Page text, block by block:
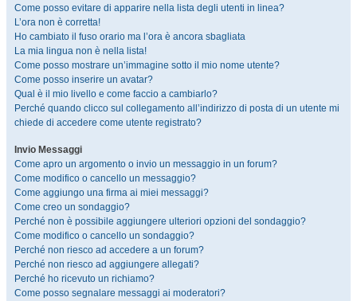
Come posso evitare di apparire nella lista degli utenti in linea?
L’ora non è corretta!
Ho cambiato il fuso orario ma l’ora è ancora sbagliata
La mia lingua non è nella lista!
Come posso mostrare un’immagine sotto il mio nome utente?
Come posso inserire un avatar?
Qual è il mio livello e come faccio a cambiarlo?
Perché quando clicco sul collegamento all’indirizzo di posta di un utente mi
chiede di accedere come utente registrato?
Invio Messaggi
Come apro un argomento o invio un messaggio in un forum?
Come modifico o cancello un messaggio?
Come aggiungo una firma ai miei messaggi?
Come creo un sondaggio?
Perché non è possibile aggiungere ulteriori opzioni del sondaggio?
Come modifico o cancello un sondaggio?
Perché non riesco ad accedere a un forum?
Perché non riesco ad aggiungere allegati?
Perché ho ricevuto un richiamo?
Come posso segnalare messaggi ai moderatori?